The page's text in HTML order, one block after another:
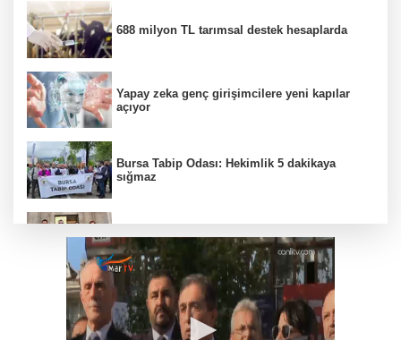
688 milyon TL tarımsal destek hesaplarda
Yapay zeka genç girişimcilere yeni kapılar
açıyor
Bursa Tabip Odası: Hekimlik 5 dakikaya
sığmaz
temaslar
Hakkari'de JİHA destekli operasyonda 253
kilo esrar ele geçirildi